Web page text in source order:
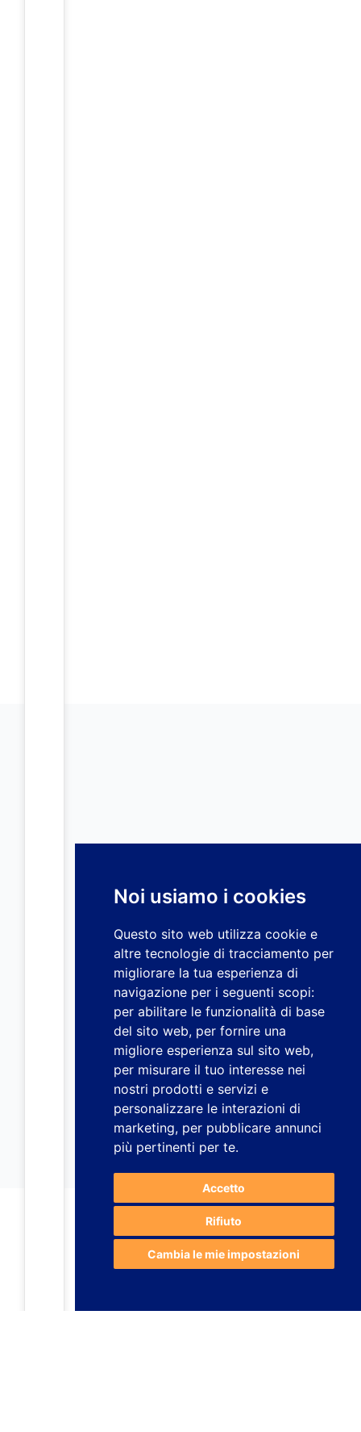
Noi usiamo i cookies
Questo sito web utilizza cookie e
altre tecnologie di tracciamento per
migliorare la tua esperienza di
navigazione per i seguenti scopi:
per abilitare le funzionalità di base
del sito web, per fornire una
migliore esperienza sul sito web,
per misurare il tuo interesse nei
nostri prodotti e servizi e
personalizzare le interazioni di
marketing, per pubblicare annunci
più pertinenti per te.
Accetto
Rifiuto
Cambia le mie impostazioni